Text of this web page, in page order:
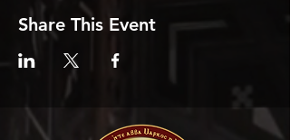
Share This Event